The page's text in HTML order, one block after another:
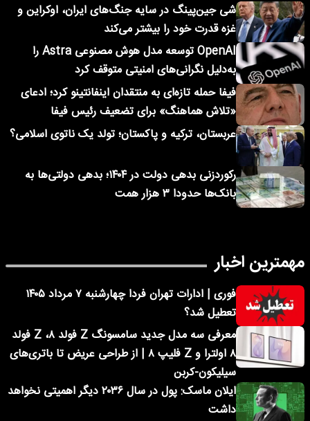
شی جین‌پینگ در سایه جنگ‌های ایران، اوکراین و
غزه قدرت خود را بیشتر می‌کند
OpenAI توسعه مدل هوش مصنوعی Astra را
به‌دلیل نگرانی‌های امنیتی متوقف کرد
فیفا حمله تازه‌ای به منتقدان اینفانتینو کرد؛ ادعای
«تلاش هماهنگ» برای تضعیف رئیس فیفا
عربستان، ترکیه و پاکستان؛ تولد یک ناتوی اسلامی؟
رکوردزنی بدهی دولت در ۱۴۰۴؛ بدهی دولتی‌ها به
بانک‌ها حدودا ۳ هزار همت
مهمترین اخبار
فوری | ادارات تهران فردا چهارشنبه ۷ مرداد ۱۴۰۵
تعطیل شد؟
معرفی سه مدل جدید سامسونگ Z فولد ۸، Z فولد
۸ اولترا و Z فلیپ ۸ | از طراحی عریض تا باتری‌های
سیلیکون-کربن
ایلان ماسک: پول در سال ۲۰۳۶ دیگر اهمیتی نخواهد
داشت